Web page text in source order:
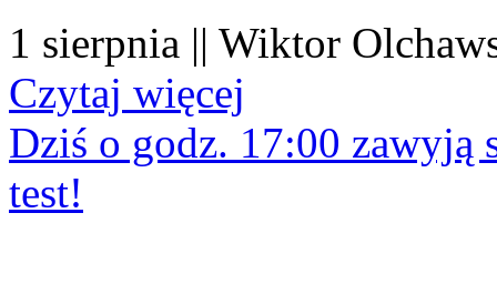
1 sierpnia || Wiktor
Czytaj więcej
Dziś o godz. 17:00 zawyją
test!